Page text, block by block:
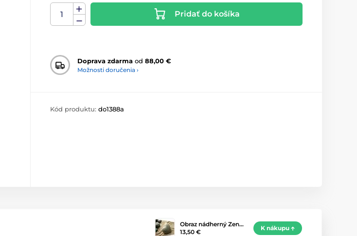
Pridať do košíka
Doprava zdarma od 88,00 €
Možnosti doručenia ›
Kód produktu: do1388a
Obraz nádherný Zen…
13,50 €
K nákupu